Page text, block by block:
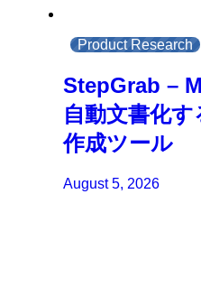
Product Research
StepGrab –
自動文書化
作成ツール
August 5, 2026